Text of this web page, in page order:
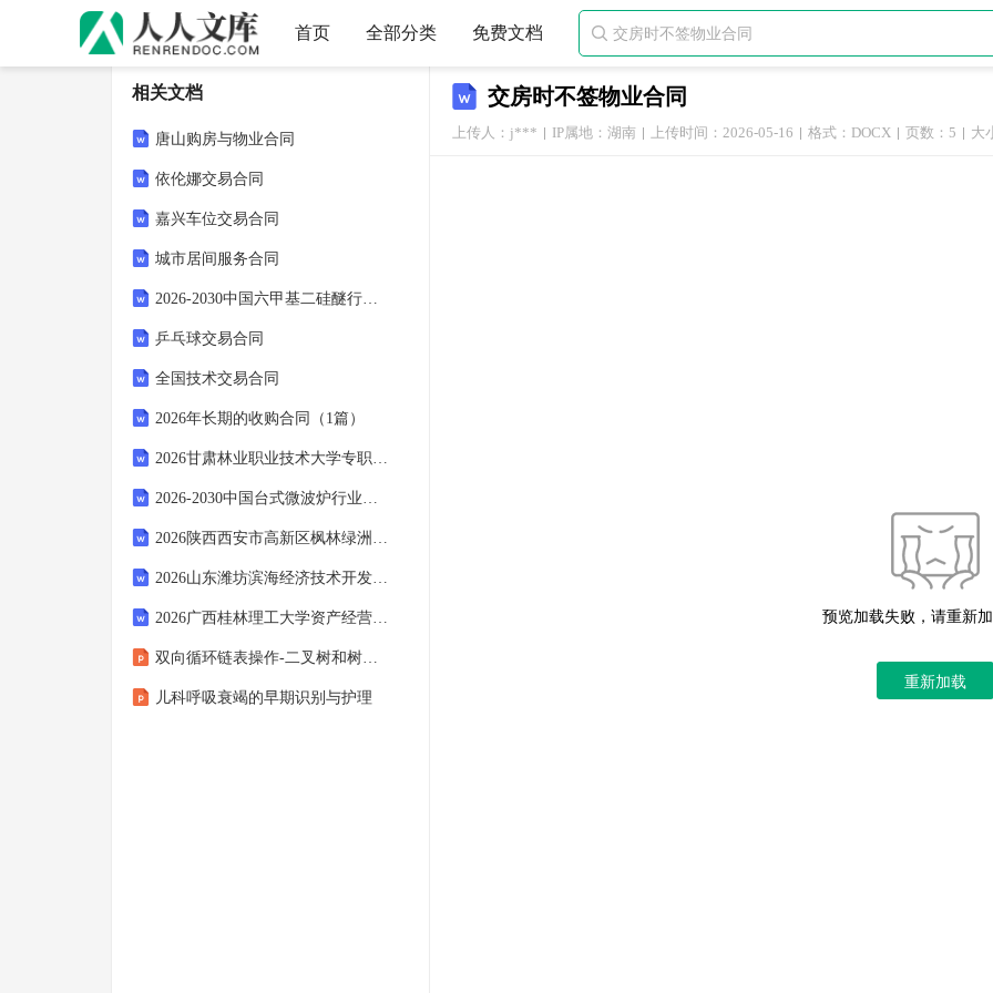
首页 全部分类 免费文档 
交房时不签物业合同
上传人：j*** IP属地：湖南 上传时间：2026-05-16 格式：DOCX 页数：5 大
预览加载失败，请重新
重新加载
相关文档
唐山购房与物业合同
依伦娜交易合同
嘉兴车位交易合同
城市居间服务合同
2026-2030中国六甲基二硅醚行业发展状况及投资前景分析研究报告
乒乓球交易合同
全国技术交易合同
2026年长期的收购合同（1篇）
2026甘肃林业职业技术大学专职辅导员招聘3人备考题库及完整答案详解1套
2026-2030中国台式微波炉行业发展策略建议与市场趋势洞察报告
2026陕西西安市高新区枫林绿洲社区卫生服务中心招聘1人备考题库附答案详解（黄金题型）
2026山东潍坊滨海经济技术开发区招聘中学教师20人备考题库及完整答案详解
2026广西桂林理工大学资产经营有限公司招聘备考题库附答案详解（培优）
双向循环链表操作-二叉树和树操作-图的创建及相关操作的实现7
儿科呼吸衰竭的早期识别与护理